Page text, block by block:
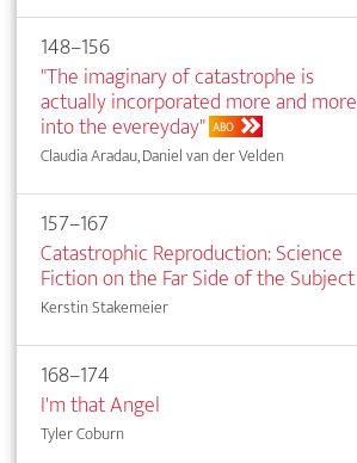
148–156
"The imaginary of catastrophe is
actually incorporated more and more
into the evereyday" ABO
Claudia Aradau, Daniel van der Velden
157–167
Catastrophic Reproduction: Science
Fiction on the Far Side of the Subject
Kerstin Stakemeier
168–174
I'm that Angel
Tyler Coburn